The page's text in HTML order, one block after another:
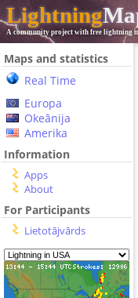
Lightning
A community project with free lightning
Maps and statistics
Real Time
Europa
Okeānija
Amerika
Information
Apps
About
For Participants
Lietotājvārds